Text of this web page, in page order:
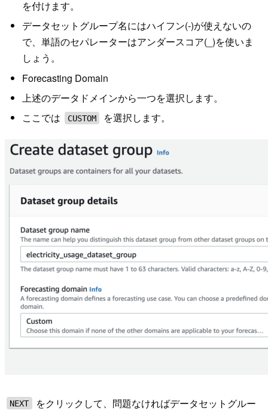
を付けます。
データセットグループ名にはハイフン(-)が使えないの
で、単語のセパレーターはアンダースコア(_)を使いま
しょう。
Forecasting Domain
上述のデータドメインから一つを選択します。
ここでは
CUSTOM を選択します。
NEXT
をクリックして、問題なければデータセットグルー